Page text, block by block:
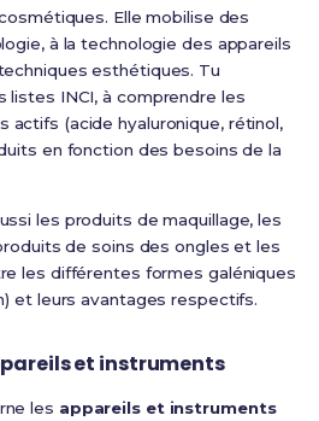
Elle mobilise des
à la technologie des appareils
esthétiques. Tu
listes INCI, à comprendre les
actifs (acide hyaluronique, rétinol,
en fonction des besoins de la
les produits de maquillage, les
de soins des ongles et les
les différentes formes galéniques
et leurs avantages respectifs.
et instruments
les appareils et instruments